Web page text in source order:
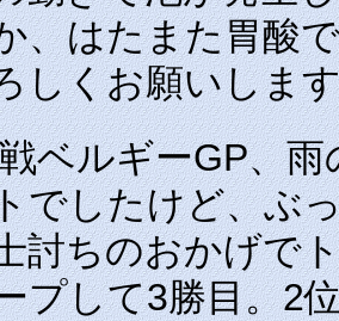
、はたまた胃酸
しくお願いしま
ベルギーGP、
でしたけど、ぶ
討ちのおかげで
プして3勝目。2